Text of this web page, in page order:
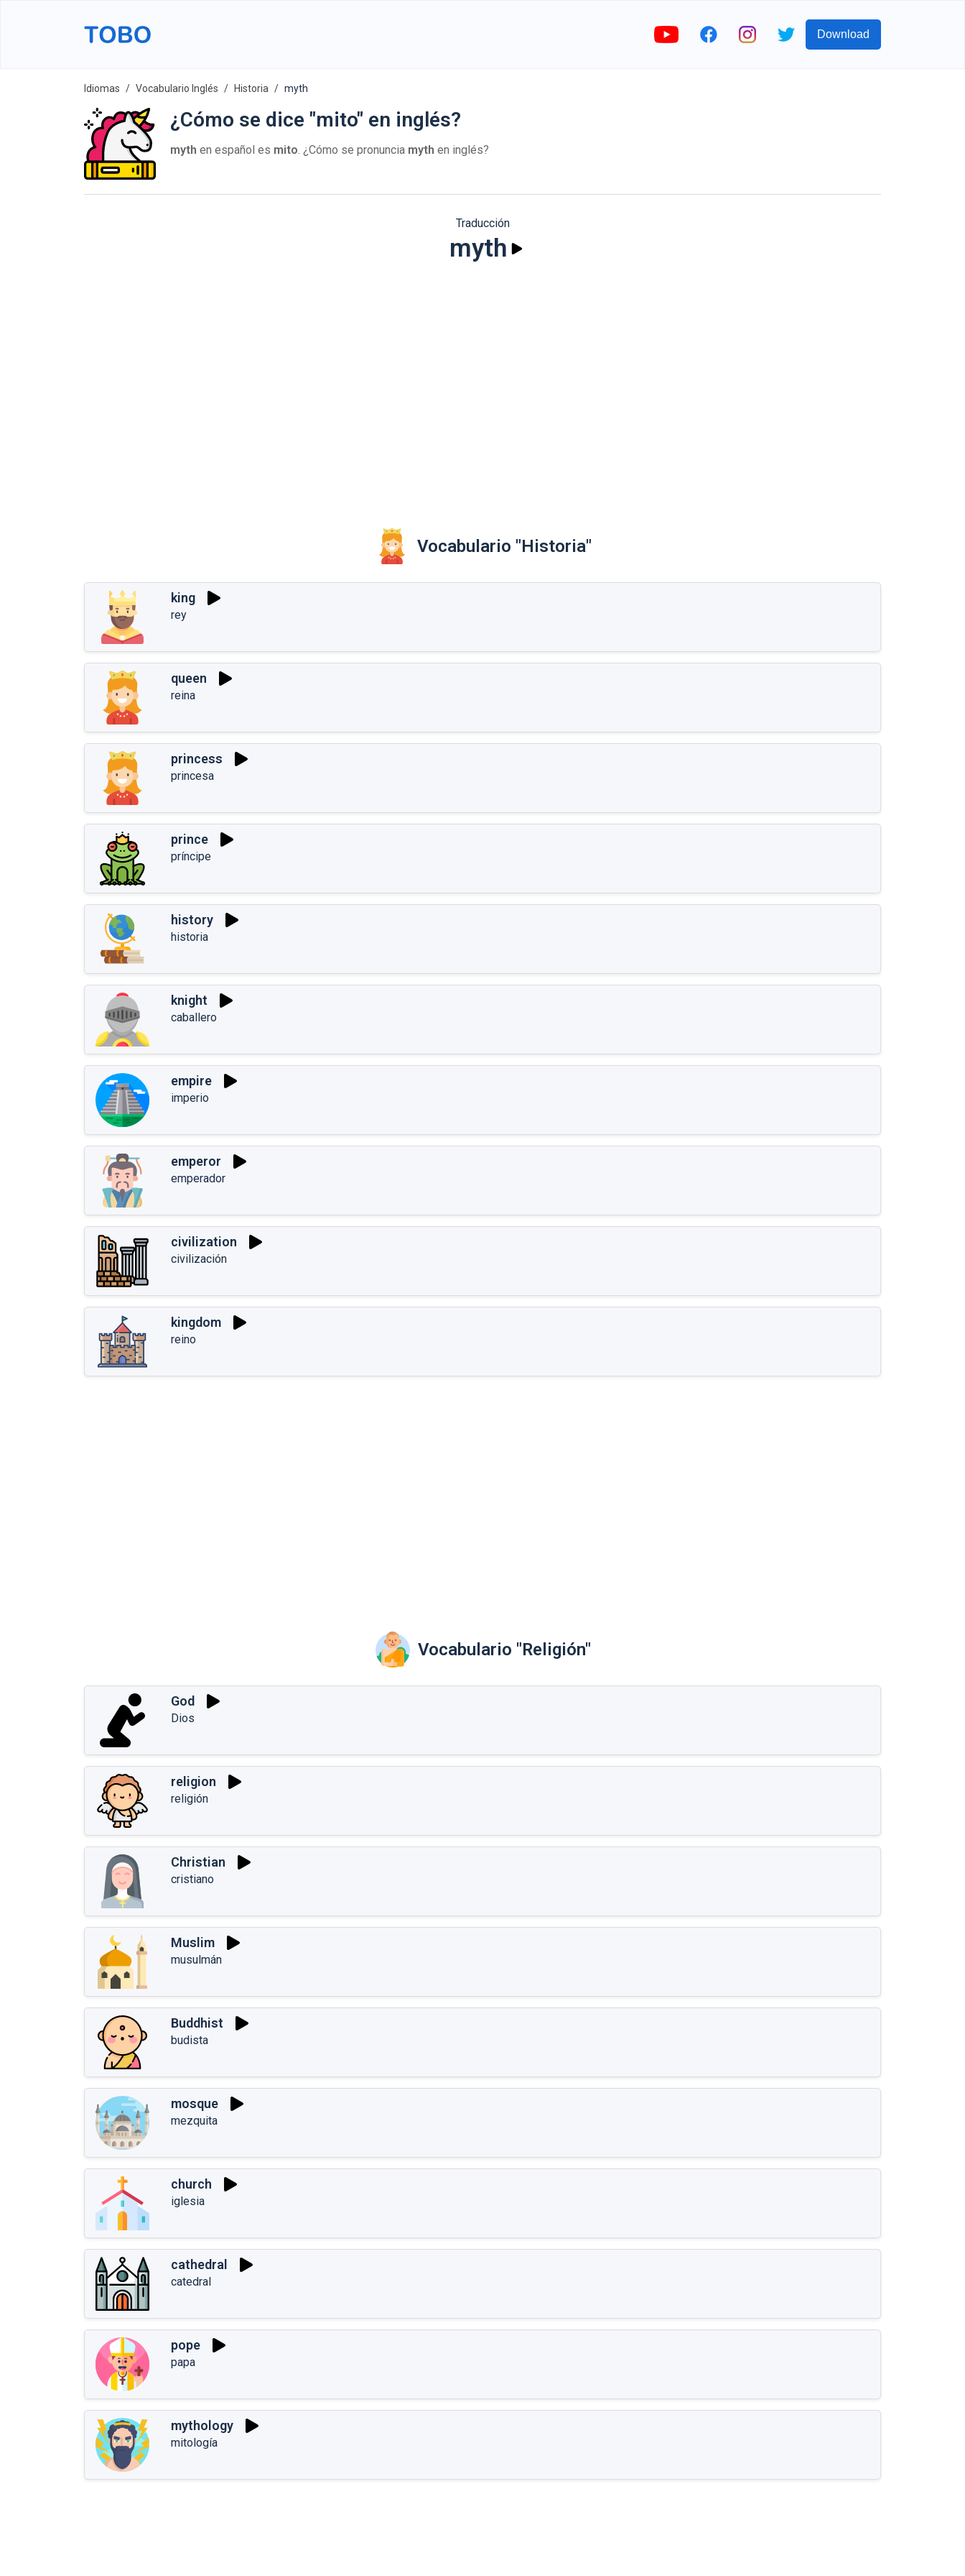
Download
Idiomas Vocabulario Inglés Historia myth
¿Cómo se dice "mito" en inglés?
myth en español es mito. ¿Cómo se pronuncia myth en inglés?
Traducción
myth
Vocabulario "Historia"
king
rey
queen
reina
princess
princesa
prince
príncipe
history
historia
knight
caballero
empire
imperio
emperor
emperador
civilization
civilización
kingdom
reino
Vocabulario "Religión"
God
Dios
religion
religión
Christian
cristiano
Muslim
musulmán
Buddhist
budista
mosque
mezquita
church
iglesia
cathedral
catedral
pope
papa
mythology
mitología